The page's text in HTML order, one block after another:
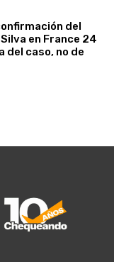
del
en France 24
del caso, no de